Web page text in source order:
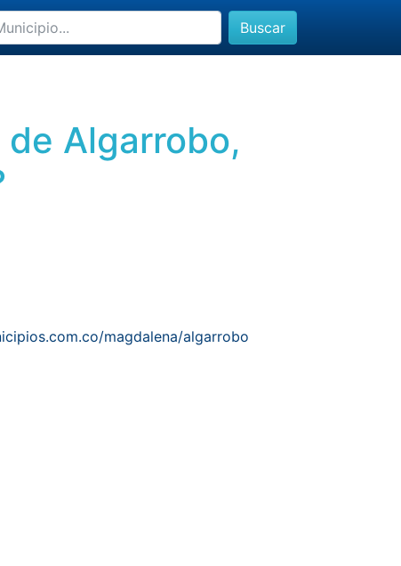
Buscar
Algarrobo,
magdalena/algarrobo